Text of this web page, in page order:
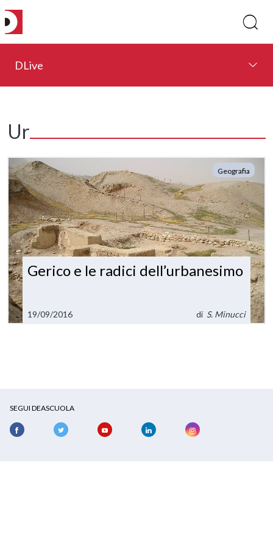
DLive
Ur
Geografia
Gerico e le radici dell’urbanesimo
19/09/2016 di S. Minucci
SEGUI DEASCUOLA